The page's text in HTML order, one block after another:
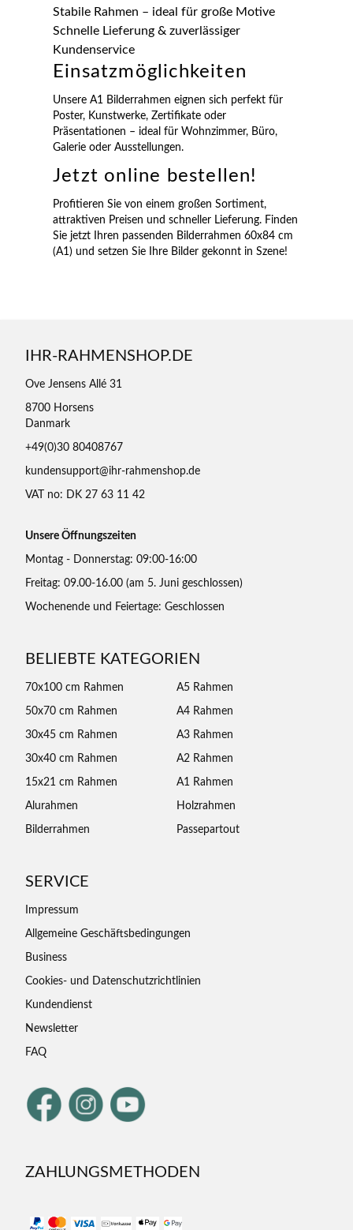
Stabile Rahmen – ideal für große Motive
Schnelle Lieferung & zuverlässiger
Kundenservice
Einsatzmöglichkeiten
Unsere A1 Bilderrahmen eignen sich perfekt für
Poster, Kunstwerke, Zertifikate oder
Präsentationen – ideal für Wohnzimmer, Büro,
Galerie oder Ausstellungen.
Jetzt online bestellen!
Profitieren Sie von einem großen Sortiment,
attraktiven Preisen und schneller Lieferung. Finden
Sie jetzt Ihren passenden Bilderrahmen 60x84 cm
(A1) und setzen Sie Ihre Bilder gekonnt in Szene!
IHR-RAHMENSHOP.DE
Ove Jensens Allé 31
8700 Horsens
Danmark
+49(0)30 80408767
kundensupport@ihr-rahmenshop.de
VAT no: DK 27 63 11 42
Unsere Öffnungszeiten
Montag - Donnerstag: 09:00-16:00
Freitag: 09.00-16.00 (am 5. Juni geschlossen)
Wochenende und Feiertage: Geschlossen
BELIEBTE KATEGORIEN
70x100 cm Rahmen A5 Rahmen
50x70 cm Rahmen A4 Rahmen
30x45 cm Rahmen A3 Rahmen
30x40 cm Rahmen A2 Rahmen
15x21 cm Rahmen A1 Rahmen
Alurahmen Holzrahmen
Bilderrahmen Passepartout
SERVICE
Impressum
Allgemeine Geschäftsbedingungen
Business
Cookies- und Datenschutzrichtlinien
Kundendienst
Newsletter
FAQ
ZAHLUNGSMETHODEN